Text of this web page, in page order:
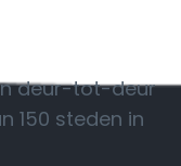
deur-tot-deur
150 steden in